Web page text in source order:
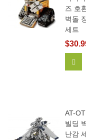
즈 호
벽돌
세트
AT-
빌딩
난감